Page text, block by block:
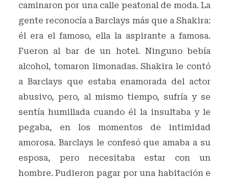
caminaron por una calle peatonal de moda. La
gente reconocía a Barclays más que a Shakira:
él era el famoso, ella la aspirante a famosa.
Fueron al bar de un hotel. Ninguno bebía
alcohol, tomaron limonadas. Shakira le contó
a Barclays que estaba enamorada del actor
abusivo, pero, al mismo tiempo, sufría y se
sentía humillada cuando él la insultaba y le
pegaba, en los momentos de intimidad
amorosa. Barclays le confesó que amaba a su
esposa, pero necesitaba estar con un
hombre. Pudieron pagar por una habitación e